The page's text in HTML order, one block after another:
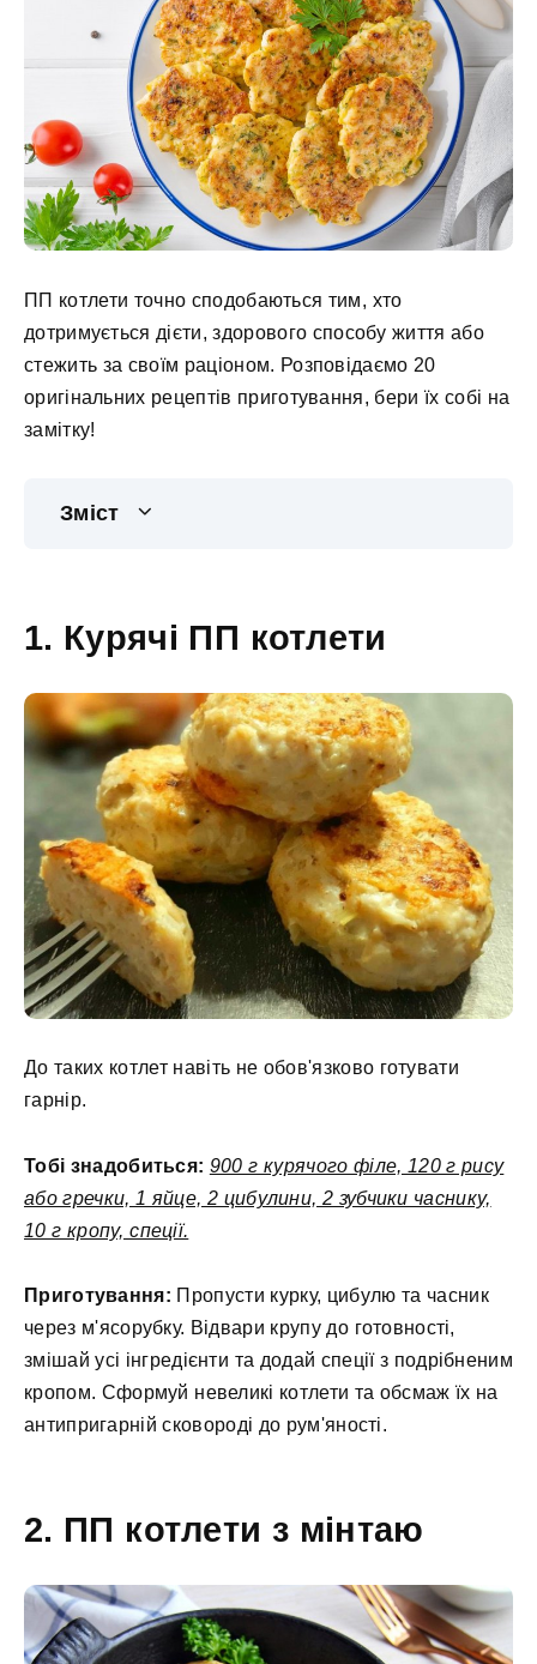
ПП котлети точно сподобаються тим, хто
дотримується дієти, здорового способу життя або
стежить за своїм раціоном. Розповідаємо 20
оригінальних рецептів приготування, бери їх собі на
замітку!
Зміст
1. Курячі ПП котлети
До таких котлет навіть не обов'язково готувати
гарнір.
Тобі знадобиться: 900 г курячого філе, 120 г рису
або гречки, 1 яйце, 2 цибулини, 2 зубчики часнику,
10 г кропу, спеції.
Приготування: Пропусти курку, цибулю та часник
через м'ясорубку. Відвари крупу до готовності,
змішай усі інгредієнти та додай спеції з подрібненим
кропом. Сформуй невеликі котлети та обсмаж їх на
антипригарній сковороді до рум'яності.
2. ПП котлети з мінтаю